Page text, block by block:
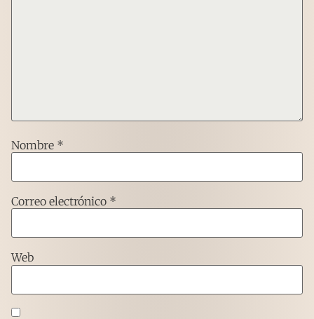
Nombre *
Correo electrónico *
Web